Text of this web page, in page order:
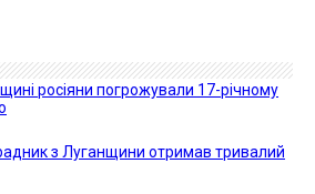
росіяни погрожували 17-річному
з Луганщини отримав тривалий